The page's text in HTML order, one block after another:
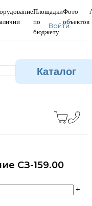
Площадки
по
бюджету
Фото
объектов
Войти
Каталог
СЗ-159.00
+